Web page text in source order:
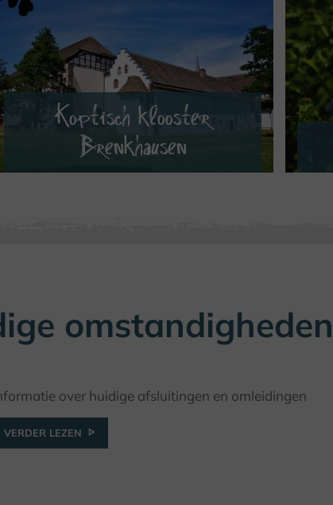
Koptisch klooster
Brenkhausen
omstandigheden
over huidige afsluitingen en omleidingen
VERDER LEZEN